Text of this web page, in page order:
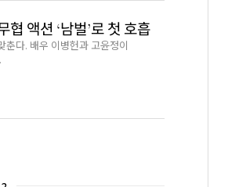
액션 ‘남벌’로 첫 호흡
다. 배우 이병헌과 고윤정이